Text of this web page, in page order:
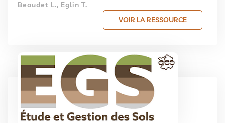
Beaudet L., Eglin T.
VOIR LA RESSOURCE